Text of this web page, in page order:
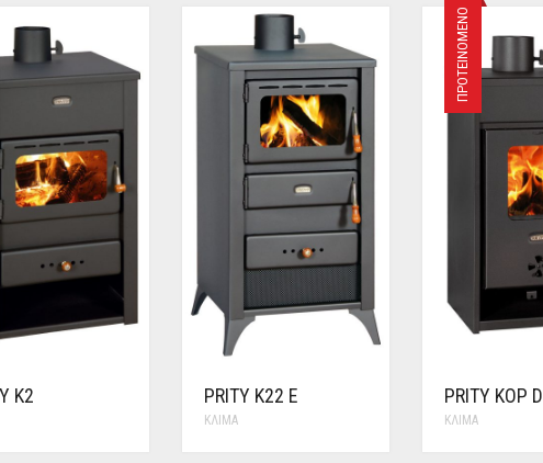
K2 PRITY K22 E
ΚΛΊΜΑ
ΠΡΟΤΕΙΝΌΜΕΝΟ
PRITY KOP D
ΚΛΊΜΑ